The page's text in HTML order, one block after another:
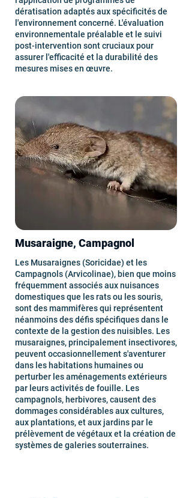
dératisation adaptés aux spécificités de
l'environnement concerné. L'évaluation
environnementale préalable et le suivi
post-intervention sont cruciaux pour
assurer l'efficacité et la durabilité des
mesures mises en œuvre.
Musaraigne, Campagnol
Les Musaraignes (Soricidae) et les
Campagnols (Arvicolinae), bien que moins
fréquemment associés aux nuisances
domestiques que les rats ou les souris,
sont des mammifères qui représentent
néanmoins des défis spécifiques dans le
contexte de la gestion des nuisibles. Les
musaraignes, principalement insectivores,
peuvent occasionnellement s'aventurer
dans les habitations humaines ou
perturber les aménagements extérieurs
par leurs activités de fouille. Les
campagnols, herbivores, causent des
dommages considérables aux cultures,
aux plantations, et aux jardins par le
prélèvement de végétaux et la création de
systèmes de galeries souterraines.